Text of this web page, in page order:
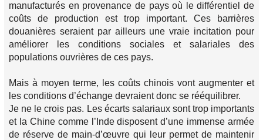
manufacturés en provenance de pays où le différentiel de
coûts de production est trop important. Ces barrières
douanières seraient par ailleurs une vraie incitation pour
améliorer les conditions sociales et salariales des
populations ouvrières de ces pays.
Mais à moyen terme, les coûts chinois vont augmenter et
les conditions d’échange devraient donc se rééquilibrer.
Je ne le crois pas. Les écarts salariaux sont trop importants
et la Chine comme l’Inde disposent d’une immense armée
de réserve de main-d’œuvre qui leur permet de maintenir